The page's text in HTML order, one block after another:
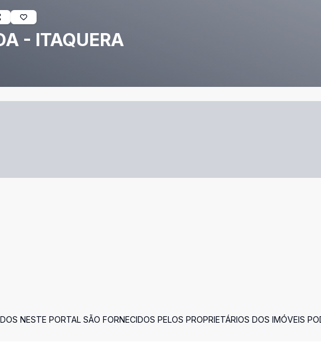
- ITAQUERA
NESTE PORTAL SÃO FORNECIDOS PELOS PROPRIETÁRIOS DOS IMÓVEIS